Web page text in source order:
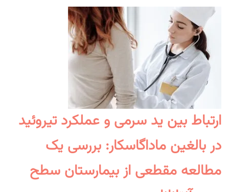
ارتباط بین ید سرمی و عملکرد تیروئید
در بالغین ماداگاسکار: بررسی یک
مطالعه مقطعی از بیمارستان سطح